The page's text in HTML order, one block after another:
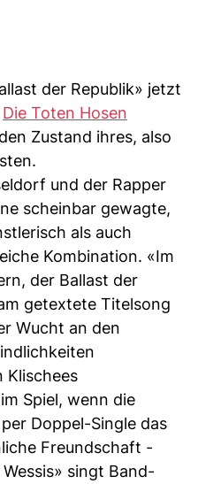
der Republik» jetzt
Die Toten Hosen
Zustand ihres, also
und der Rapper
scheinbar gewagte,
als auch
Kombination. «Im
der Ballast der
getextete Titelsong
Wucht an den
Klischees
Spiel, wenn die
Doppel-Single das
Freundschaft -
singt Band-